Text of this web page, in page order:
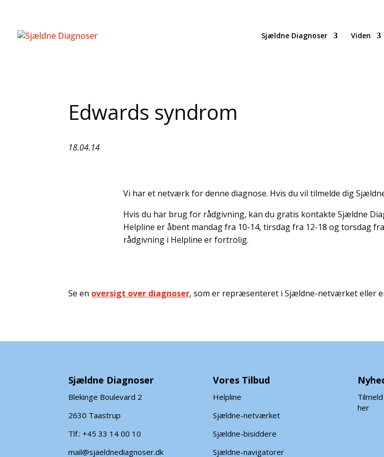
Sjældne Diagnoser Viden
Edwards syndrom
18.04.14
Vi har et netværk for denne diagnose. Hvis du vil tilmelde dig
Hvis du har brug for rådgivning, kan du gratis kontakte Sjældne
Helpline er åbent mandag fra 10-14, tirsdag fra 12-18 og torsdag
rådgivning i Helpline er fortrolig.
Se en oversigt over diagnoser, som er repræsenteret i Sjældne-netværket eller
Sjældne Diagnoser
Blekinge Boulevard 2
2630 Taastrup
Tlf.: +45 33 14 00 10
mail@sjaeldnediagnoser.dk
Vores Tilbud
Helpline
Sjældne-netværket
Sjældne-bisiddere
Sjældne-navigatorer
her